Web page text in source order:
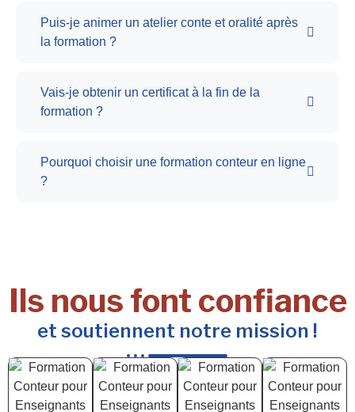
Puis-je animer un atelier conte et oralité après
la formation ?
Vais-je obtenir un certificat à la fin de la
formation ?
Pourquoi choisir une formation conteur en ligne
?
Ils nous font confiance
et soutiennent notre mission !